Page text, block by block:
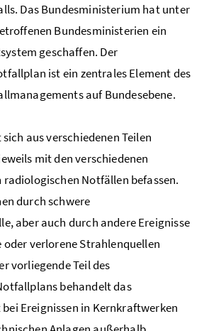
Das Bundesministerium hat unter
Bundesministerien ein
geschaffen. Der
ist ein zentrales Element des
auf Bundesebene.
aus verschiedenen Teilen
mit den verschiedenen
Notfällen befassen.
durch schwere
aber auch durch andere Ereignisse
verlorene Strahlenquellen
vorliegende Teil des
behandelt das
Ereignissen in Kernkraftwerken